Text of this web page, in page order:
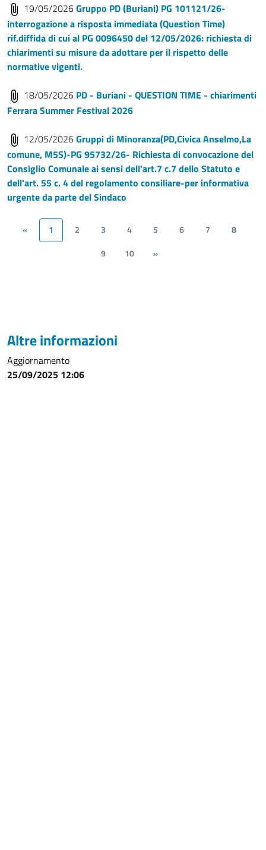
19/05/2026Gruppo PD (Buriani) PG 101121/26-
interrogazione a risposta immediata (Question Time)
rif.diffida di cui al PG 0096450 del 12/05/2026: richiesta di
chiarimenti su misure da adottare per il rispetto delle
normative vigenti.
18/05/2026 PD - Buriani - QUESTION TIME - chiarimenti
Ferrara Summer Festival 2026
12/05/2026Gruppi di Minoranza(PD,Civica Anselmo,La
comune, M5S)-PG 95732/26- Richiesta di convocazione del
Consiglio Comunale ai sensi dell'art.7 c.7 dello Statuto e
dell'art. 55 c. 4 del regolamento consiliare-per informativa
urgente da parte del Sindaco
« 1 2 3 4 5 6 7
8
9
10 »
Altre informazioni
Aggiornamento
25/09/2025 12:06